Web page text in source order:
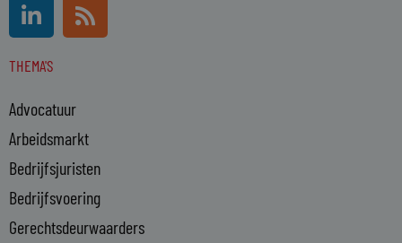
i
k
d
i
n
-
i
n
s
THEMA'S
Advocatuur
Arbeidsmarkt
Bedrijfsjuristen
Bedrijfsvoering
Gerechtsdeurwaarders